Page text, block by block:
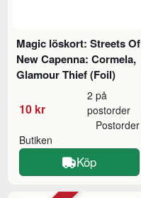
Magic löskort: Streets Of
New Capenna: Cormela,
Glamour Thief (Foil)
10 kr
2 på
postorder
Butiken
Postorder
Köp